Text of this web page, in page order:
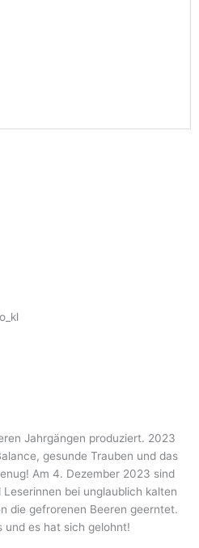
Jahrgängen produziert. 2023
gesunde Trauben und das
Am 4. Dezember 2023 sind
bei unglaublich kalten
die gefrorenen Beeren geerntet.
und es hat sich gelohnt!